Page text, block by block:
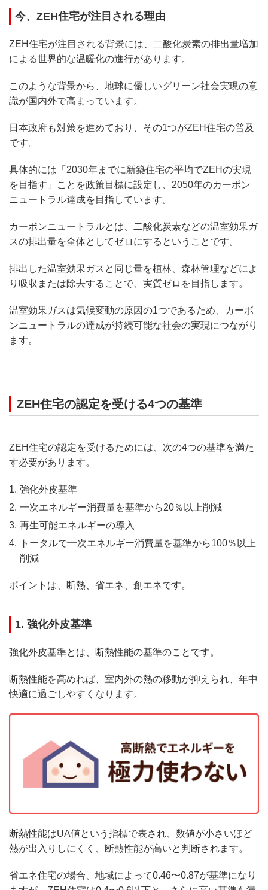
今、ZEH住宅が注目される理由
ZEH住宅が注目される背景には、二酸化炭素の排出量増加
による世界的な温暖化の進行があります。
このような背景から、地球に優しいグリーン社会実現の意
識が国内外で高まっています。
日本政府も対策を進めており、その1つがZEH住宅の普及
です。
具体的には「2030年までに新築住宅の平均でZEHの実現
を目指す」ことを政策目標に設定し、2050年のカーボン
ニュートラル達成を目指しています。
カーボンニュートラルとは、二酸化炭素などの温室効果ガ
スの排出量を全体としてゼロにするということです。
排出した温室効果ガスと同じ量を植林、森林管理などによ
り吸収または除去することで、実質ゼロを目指します。
温室効果ガスは気候変動の原因の1つであるため、カーボ
ンニュートラルの達成が持続可能な社会の実現につながり
ます。
ZEH住宅の認定を受ける4つの基準
ZEH住宅の認定を受けるためには、次の4つの基準を満た
す必要があります。
強化外皮基準
一次エネルギー消費量を基準から20％以上削減
再生可能エネルギーの導入
トータルで一次エネルギー消費量を基準から100％以上
削減
ポイントは、断熱、省エネ、創エネです。
1. 強化外皮基準
強化外皮基準とは、断熱性能の基準のことです。
断熱性能を高めれば、室内外の熱の移動が抑えられ、年中
快適に過ごしやすくなります。
断熱性能はUA値という指標で表され、数値が小さいほど
熱が出入りしにくく、断熱性能が高いと判断されます。
省エネ住宅の場合、地域によって0.46〜0.87が基準になり